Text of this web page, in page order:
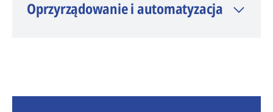
Oprzyrządowanie i automatyzacja